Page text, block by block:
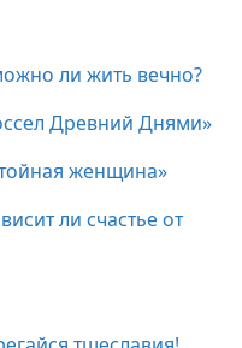
ли жить вечно?
Древний Днями»
женщина»
ли счастье от